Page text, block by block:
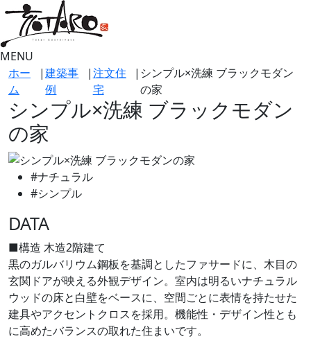
MENU
ホー
ム
|建築事
例
|注文住
宅
| シンプル×洗練 ブラックモダン
の家
シンプル×洗練 ブラックモダン
の家
#ナチュラル
#シンプル
DATA
■構造 木造2階建て
黒のガルバリウム鋼板を基調としたファサードに、木目の
玄関ドアが映える外観デザイン。室内は明るいナチュラル
ウッドの床と白壁をベースに、空間ごとに表情を持たせた
建具やアクセントクロスを採用。機能性・デザイン性とも
に高めたバランスの取れた住まいです。